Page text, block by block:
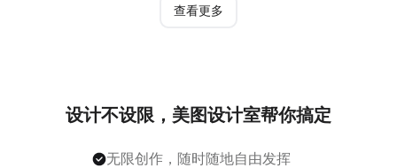
查看更多
设计不设限，美图设计室帮你搞定
无限创作，随时随地自由发挥